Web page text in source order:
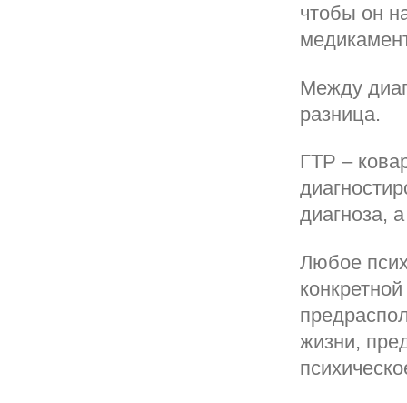
чтобы он
Между
разница.
ГТР –
диагноза,
Любое
жизни,